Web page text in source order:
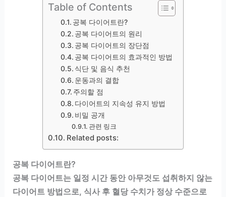
Table of Contents
공복 다이어트란?
공복 다이어트의 원리
공복 다이어트의 장단점
공복 다이어트의 효과적인 방법
식단 및 음식 추천
운동과의 결합
주의할 점
다이어트의 지속성 유지 방법
비밀 공개
관련 링크
Related posts:
공복 다이어트란?
공복 다이어트는 일정 시간 동안 아무것도 섭취하지 않는
다이어트 방법으로, 식사 후 혈당 수치가 정상 수준으로